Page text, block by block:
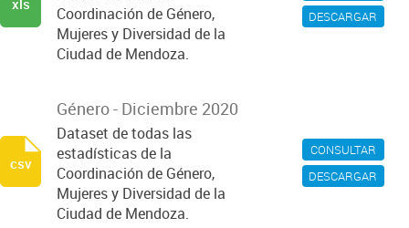
DESCARGAR
Coordinación de Género,
Mujeres y Diversidad de la
Ciudad de Mendoza.
xls
CONSULTAR
DESCARGAR
Género - Diciembre 2020
Dataset de todas las
estadísticas de la
Coordinación de Género,
Mujeres y Diversidad de la
Ciudad de Mendoza.
csv